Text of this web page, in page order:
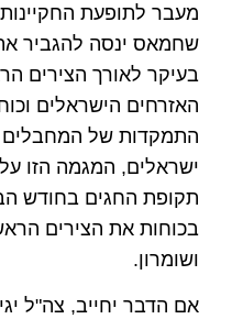
מעבר לתופעת
שחמאס ינסה להגביר
בעיקר לאורך הצירים
האזרחים הישראלים
התמקדות של המחבלים
ישראלים, המגמה הזו
תקופת החגים בחודש
בכוחות את הצירים
ושומרון.
אם הדבר יחייב, צה"ל